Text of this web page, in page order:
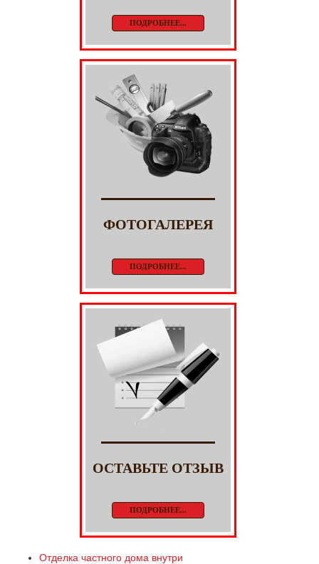
ПОДРОБНЕЕ...
ФОТОГАЛЕРЕЯ
ПОДРОБНЕЕ...
ОСТАВЬТЕ ОТЗЫВ
ПОДРОБНЕЕ...
Отделка частного дома внутри